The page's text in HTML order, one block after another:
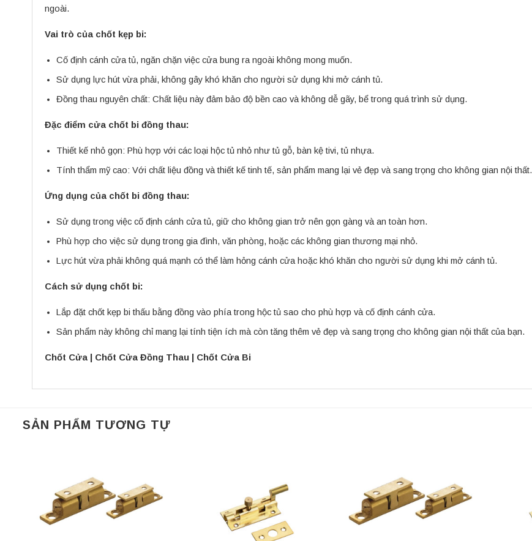
ngoài.
Vai trò của chốt kẹp bi:
Cố định cánh cửa tủ, ngăn chặn việc cửa bung ra ngoài không mong muốn.
Sử dụng lực hút vừa phải, không gây khó khăn cho người sử dụng khi mở cánh tủ.
Đồng thau nguyên chất: Chất liệu này đảm bảo độ bền cao và không dễ gãy, bể trong quá trình sử dụng.
Đặc điểm cửa chốt bi đồng thau:
Thiết kế nhỏ gọn: Phù hợp với các loại hộc tủ nhỏ như tủ gỗ, bàn kệ tivi, tủ nhựa.
Tính thẩm mỹ cao: Với chất liệu đồng và thiết kế tinh tế, sản phẩm mang lại vẻ đẹp và sang trọng cho không gian nội thất.
Ứng dụng của chốt bi đồng thau:
Sử dụng trong việc cố định cánh cửa tủ, giữ cho không gian trở nên gọn gàng và an toàn hơn.
Phù hợp cho việc sử dụng trong gia đình, văn phòng, hoặc các không gian thương mại nhỏ.
Lực hút vừa phải không quá mạnh có thể làm hỏng cánh cửa hoặc khó khăn cho người sử dụng khi mở cánh tủ.
Cách sử dụng chốt bi:
Lắp đặt chốt kẹp bi thấu bằng đồng vào phía trong hộc tủ sao cho phù hợp và cố định cánh cửa.
Sản phẩm này không chỉ mang lại tính tiện ích mà còn tăng thêm vẻ đẹp và sang trọng cho không gian nội thất của bạn.
Chốt Cửa Chốt Cửa Đồng Thau Chốt Cửa Bi
SẢN PHẨM TƯƠNG TỰ